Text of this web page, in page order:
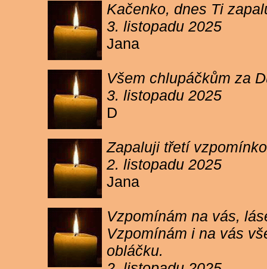
Kačenko, dnes Ti
3. listopadu 2025
Jana
Všem chlupáčkům za
3. listopadu 2025
D
Zapaluji třetí
2. listopadu 2025
Jana
Vzpomínám na vás,
Vzpomínám i na vás
obláčku.